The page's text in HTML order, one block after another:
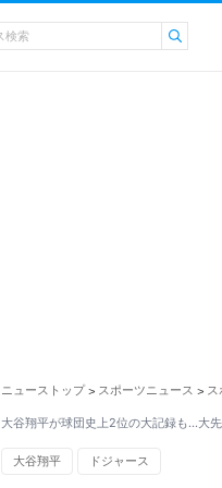
ニューストップ > スポーツニュース >
大谷翔平が球団史上2位の大記録も…大
大谷翔平 ドジャース